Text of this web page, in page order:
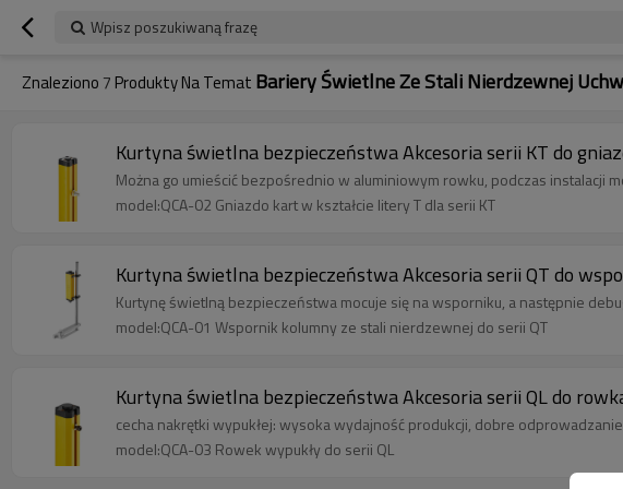
Wpisz poszukiwaną frazę
Znaleziono 7 Produkty Na Temat Bariery Świetlne Ze Stali Nierdzewnej
Kurtyna świetlna bezpieczeństwa Akcesoria serii KT do
Można go umieścić bezpośrednio w aluminiowym rowku, podczas instalacji
model:QCA-02 Gniazdo kart w kształcie litery T dla serii KT
Kurtyna świetlna bezpieczeństwa Akcesoria serii QT do
Kurtynę świetlną bezpieczeństwa mocuje się na wsporniku, a następnie
model:QCA-01 Wspornik kolumny ze stali nierdzewnej do serii QT
Kurtyna świetlna bezpieczeństwa Akcesoria serii QL do
cecha nakrętki wypukłej: wysoka wydajność produkcji, dobre odprowadzanie
model:QCA-03 Rowek wypukły do serii QL